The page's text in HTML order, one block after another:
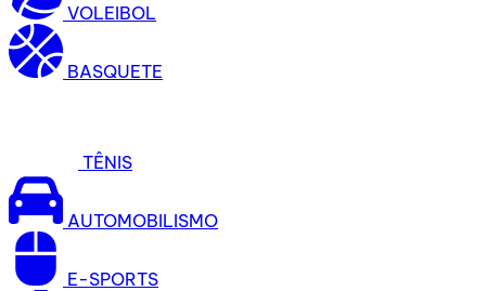
VOLEIBOL
BASQUETE
TÊNIS
AUTOMOBILISMO
E-SPORTS